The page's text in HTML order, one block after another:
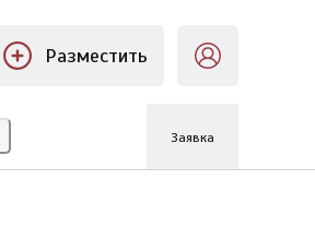
Разместить
Заявка